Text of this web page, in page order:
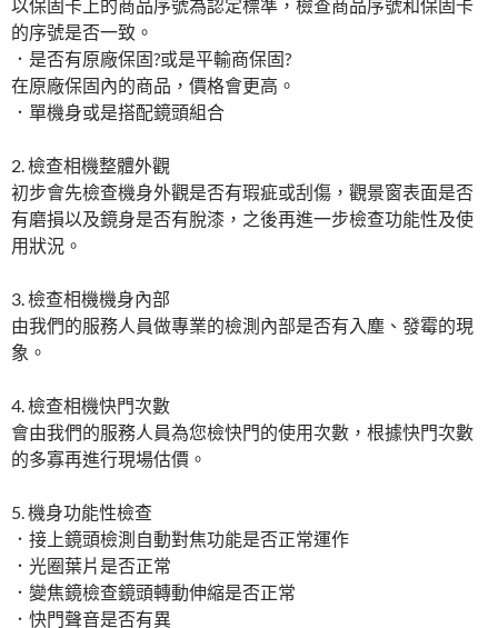
以保固卡上的商品序號為認定標準，檢查商品序號和保固卡
的序號是否一致。
．是否有原廠保固?或是平輸商保固?
在原廠保固內的商品，價格會更高。
．單機身或是搭配鏡頭組合
2. 檢查相機整體外觀
初步會先檢查機身外觀是否有瑕疵或刮傷，觀景窗表面是否
有磨損以及鏡身是否有脫漆，之後再進一步檢查功能性及使
用狀況。
3. 檢查相機機身內部
由我們的服務人員做專業的檢測內部是否有入塵、發霉的現
象。
4. 檢查相機快門次數
會由我們的服務人員為您檢快門的使用次數，根據快門次數
的多寡再進行現場估價。
5. 機身功能性檢查
．接上鏡頭檢測自動對焦功能是否正常運作
．光圈葉片是否正常
．變焦鏡檢查鏡頭轉動伸縮是否正常
．快門聲音是否有異